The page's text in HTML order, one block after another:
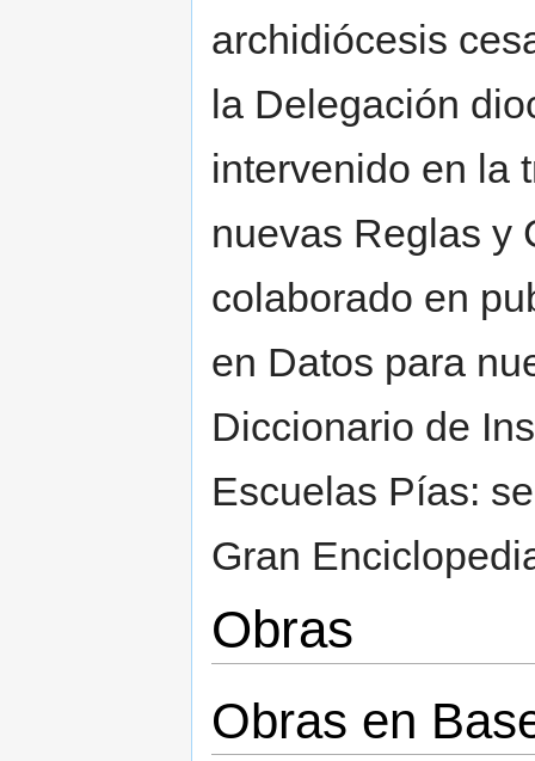
archidiócesis
la Delegación
intervenido en la
nuevas Reglas y
colaborado en
en Datos para
Diccionario de
Escuelas Pías:
Gran
Obras
Obras en